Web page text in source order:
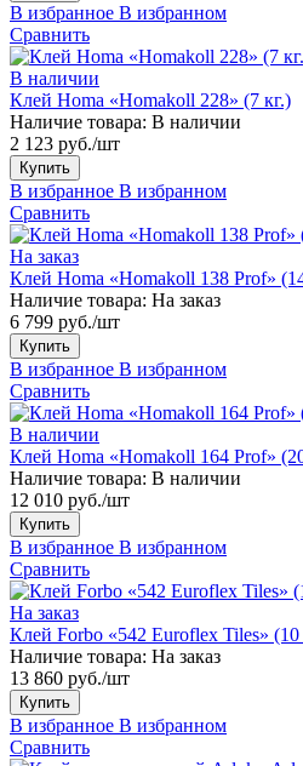
В избранное В избранном
Сравнить
В наличии
Клей Homa «Homakoll 228» (7 кг.)
Наличие товара: В наличии
2 123 руб./шт
Купить
В избранное В избранном
Сравнить
На заказ
Клей Homa «Homakoll 138 Prof»
Наличие товара: На заказ
6 799 руб./шт
Купить
В избранное В избранном
Сравнить
В наличии
Клей Homa «Homakoll 164 Prof»
Наличие товара: В наличии
12 010 руб./шт
Купить
В избранное В избранном
Сравнить
На заказ
Клей Forbo «542 Euroflex Tiles» (10
Наличие товара: На заказ
13 860 руб./шт
Купить
В избранное В избранном
Сравнить